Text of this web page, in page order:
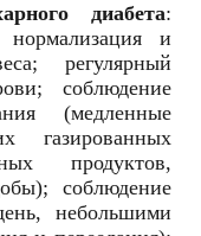
диабета:
и
регулярный
соблюдение
(медленные
газированных
продуктов,
соблюдение
небольшими